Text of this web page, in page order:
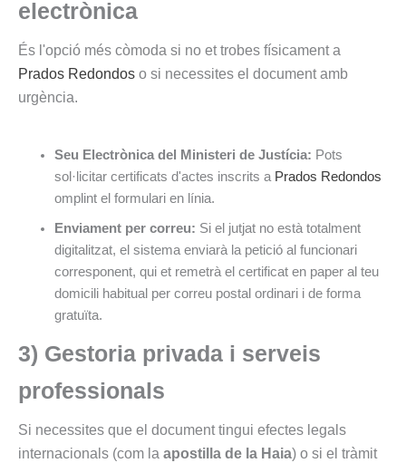
electrònica
És l'opció més còmoda si no et trobes físicament a
Prados Redondos o si necessites el document amb
urgència.
Seu Electrònica del Ministeri de Justícia: Pots
sol·licitar certificats d'actes inscrits a Prados Redondos
omplint el formulari en línia.
Enviament per correu: Si el jutjat no està totalment
digitalitzat, el sistema enviarà la petició al funcionari
corresponent, qui et remetrà el certificat en paper al teu
domicili habitual per correu postal ordinari i de forma
gratuïta.
3) Gestoria privada i serveis
professionals
Si necessites que el document tingui efectes legals
internacionals (com la apostilla de la Haia) o si el tràmit